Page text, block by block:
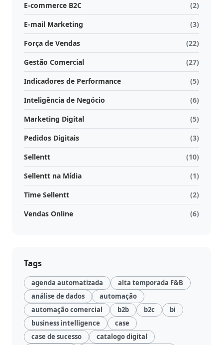
Atividades
e
Agenda
Automática
Prospecção
de
Leads
Gestão
de
Visitas
Inteligência
Rankings
Geointeligência
E-commerce B2C
(2)
E-mail Marketing
(3)
Força de Vendas
(22)
Gestão Comercial
(27)
Indicadores de Performance
(5)
Inteligência de Negócio
(6)
Marketing Digital
(5)
Pedidos Digitais
(3)
Sellentt
(10)
Sellentt na Mídia
(1)
Time Sellentt
(2)
Vendas Online
(6)
Tags
agenda automatizada
alta temporada F&B
análise de dados
automação
automação comercial
b2b b2c
bi
business intelligence
case
case de sucesso
catalogo digital